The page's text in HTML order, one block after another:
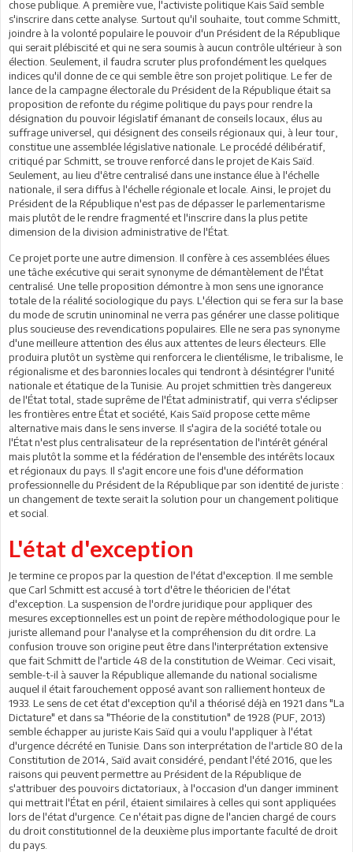
chose publique. A première vue, l'activiste politique Kais Saïd semble
s'inscrire dans cette analyse. Surtout qu'il souhaite, tout comme Schmitt,
joindre à la volonté populaire le pouvoir d'un Président de la République
qui serait plébiscité et qui ne sera soumis à aucun contrôle ultérieur à son
élection. Seulement, il faudra scruter plus profondément les quelques
indices qu'il donne de ce qui semble être son projet politique. Le fer de
lance de la campagne électorale du Président de la République était sa
proposition de refonte du régime politique du pays pour rendre la
désignation du pouvoir législatif émanant de conseils locaux, élus au
suffrage universel, qui désignent des conseils régionaux qui, à leur tour,
constitue une assemblée législative nationale. Le procédé délibératif,
critiqué par Schmitt, se trouve renforcé dans le projet de Kais Saïd.
Seulement, au lieu d'être centralisé dans une instance élue à l'échelle
nationale, il sera diffus à l'échelle régionale et locale. Ainsi, le projet du
Président de la République n'est pas de dépasser le parlementarisme
mais plutôt de le rendre fragmenté et l'inscrire dans la plus petite
dimension de la division administrative de l'État.
Ce projet porte une autre dimension. Il confère à ces assemblées élues
une tâche exécutive qui serait synonyme de démantèlement de l'État
centralisé. Une telle proposition démontre à mon sens une ignorance
totale de la réalité sociologique du pays. L'élection qui se fera sur la base
du mode de scrutin uninominal ne verra pas générer une classe politique
plus soucieuse des revendications populaires. Elle ne sera pas synonyme
d'une meilleure attention des élus aux attentes de leurs électeurs. Elle
produira plutôt un système qui renforcera le clientélisme, le tribalisme, le
régionalisme et des baronnies locales qui tendront à désintégrer l'unité
nationale et étatique de la Tunisie. Au projet schmittien très dangereux
de l'État total, stade suprême de l'État administratif, qui verra s'éclipser
les frontières entre État et société, Kais Saïd propose cette même
alternative mais dans le sens inverse. Il s'agira de la société totale ou
l'État n'est plus centralisateur de la représentation de l'intérêt général
mais plutôt la somme et la fédération de l'ensemble des intérêts locaux
et régionaux du pays. Il s'agit encore une fois d'une déformation
professionnelle du Président de la République par son identité de juriste :
un changement de texte serait la solution pour un changement politique
et social.
L'état d'exception
Je termine ce propos par la question de l'état d'exception. Il me semble
que Carl Schmitt est accusé à tort d'être le théoricien de l'état
d'exception. La suspension de l'ordre juridique pour appliquer des
mesures exceptionnelles est un point de repère méthodologique pour le
juriste allemand pour l'analyse et la compréhension du dit ordre. La
confusion trouve son origine peut être dans l'interprétation extensive
que fait Schmitt de l'article 48 de la constitution de Weimar. Ceci visait,
semble-t-il à sauver la République allemande du national socialisme
auquel il était farouchement opposé avant son ralliement honteux de
1933. Le sens de cet état d'exception qu'il a théorisé déjà en 1921 dans "La
Dictature" et dans sa "Théorie de la constitution" de 1928 (PUF, 2013)
semble échapper au juriste Kais Saïd qui a voulu l'appliquer à l'état
d'urgence décrété en Tunisie. Dans son interprétation de l'article 80 de la
Constitution de 2014, Saïd avait considéré, pendant l'été 2016, que les
raisons qui peuvent permettre au Président de la République de
s'attribuer des pouvoirs dictatoriaux, à l'occasion d'un danger imminent
qui mettrait l'État en péril, étaient similaires à celles qui sont appliquées
lors de l'état d'urgence. Ce n'était pas digne de l'ancien chargé de cours
du droit constitutionnel de la deuxième plus importante faculté de droit
du pays.